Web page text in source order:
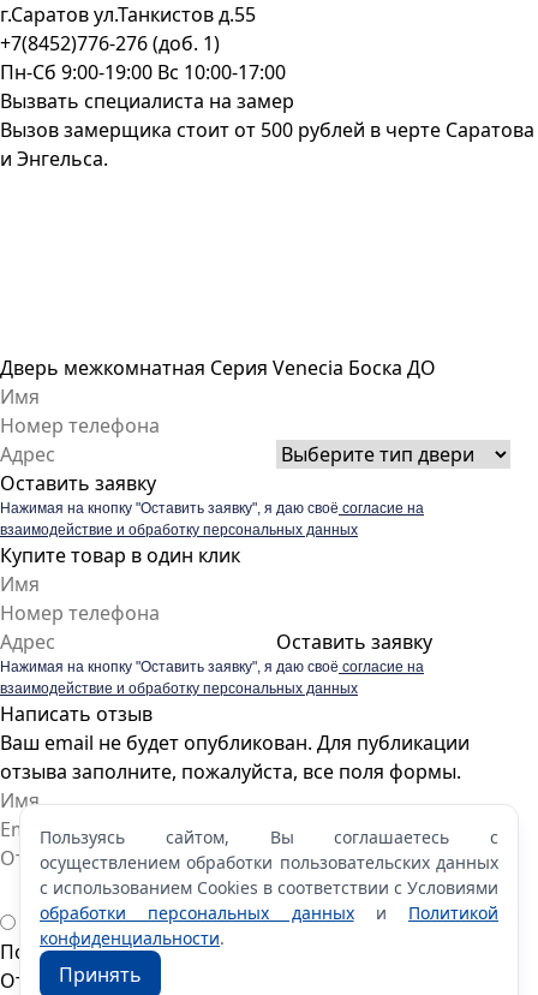
г.Саратов ул.Танкистов д.55
+7(8452)776-276 (доб. 1)
Пн-Сб 9:00-19:00 Вс 10:00-17:00
Вызвать специалиста на замер
Вызов замерщика стоит от 500 рублей в черте Саратова
и Энгельса.
Дверь межкомнатная Серия Venecia Боска ДО
Оставить заявку
Нажимая на кнопку "Оставить заявку", я даю своё согласие на
взаимодействие и обработку персональных данных
Купите товар в один клик
Оставить заявку
Нажимая на кнопку "Оставить заявку", я даю своё согласие на
взаимодействие и обработку персональных данных
Написать отзыв
Ваш email не будет опубликован. Для публикации
отзыва заполните, пожалуйста, все поля формы.
Пожалуйста, оцените по 5 бальной шкале
Отправить
Пользуясь сайтом, Вы соглашаетесь с
осуществлением обработки пользовательских данных
с использованием Cookies в соответствии с Условиями
обработки персональных данныхи Политикой
конфиденциальности.
Принять